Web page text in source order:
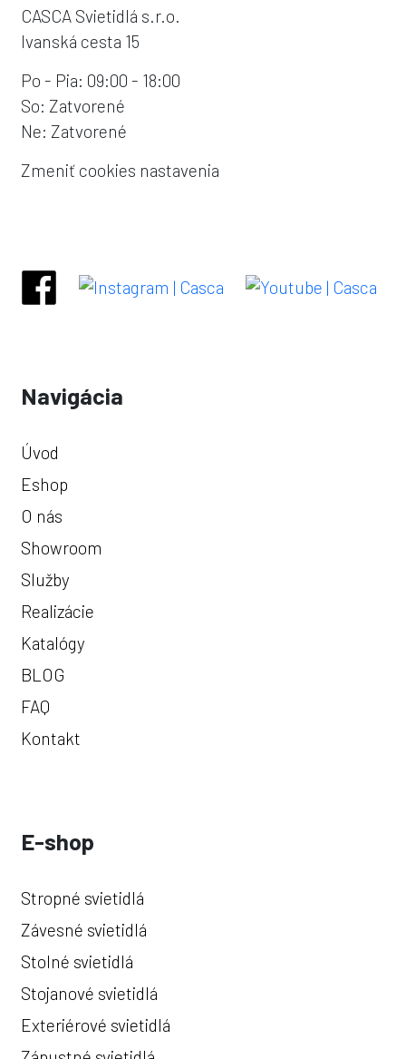
CASCA Svietidlá s.r.o.
Ivanská cesta 15
Po - Pia: 09:00 - 18:00
So: Zatvorené
Ne: Zatvorené
Zmeniť cookies nastavenia
Navigácia
Úvod
Eshop
O nás
Showroom
Služby
Realizácie
Katalógy
BLOG
FAQ
Kontakt
E-shop
Stropné svietidlá
Závesné svietidlá
Stolné svietidlá
Stojanové svietidlá
Exteriérové svietidlá